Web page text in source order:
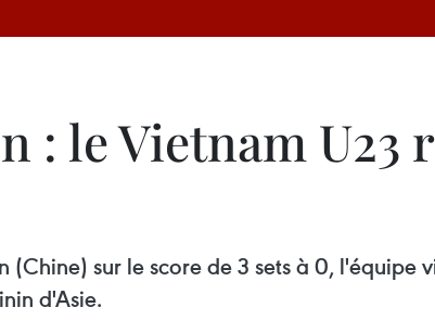
: le Vietnam U23
(Chine) sur le score de 3 sets à 0,
d'Asie.